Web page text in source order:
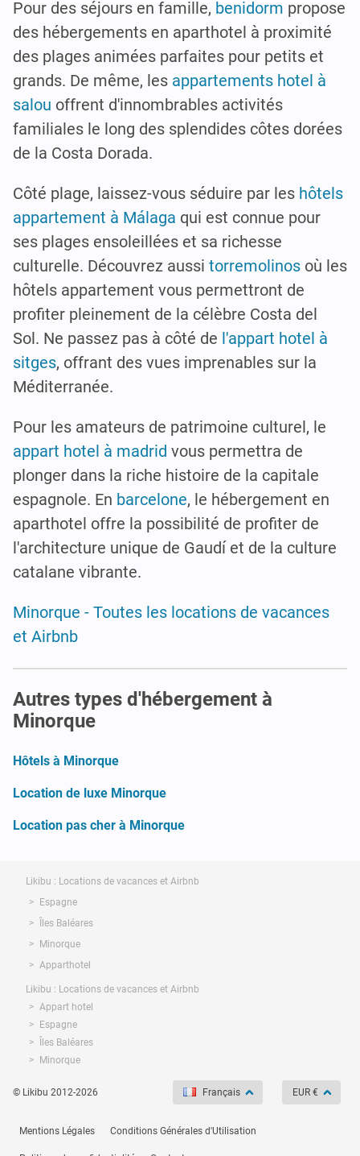
Pour des séjours en famille, benidorm propose
des hébergements en aparthotel à proximité
des plages animées parfaites pour petits et
grands. De même, les appartements hotel à
salou offrent d'innombrables activités
familiales le long des splendides côtes dorées
de la Costa Dorada.
Côté plage, laissez-vous séduire par les hôtels
appartement à Málaga qui est connue pour
ses plages ensoleillées et sa richesse
culturelle. Découvrez aussi torremolinos où les
hôtels appartement vous permettront de
profiter pleinement de la célèbre Costa del
Sol. Ne passez pas à côté de l'appart hotel à
sitges, offrant des vues imprenables sur la
Méditerranée.
Pour les amateurs de patrimoine culturel, le
appart hotel à madrid vous permettra de
plonger dans la riche histoire de la capitale
espagnole. En barcelone, le hébergement en
aparthotel offre la possibilité de profiter de
l'architecture unique de Gaudí et de la culture
catalane vibrante.
Minorque - Toutes les locations de vacances
et Airbnb
Autres types d'hébergement à
Minorque
Hôtels à Minorque
Location de luxe Minorque
Location pas cher à Minorque
Likibu : Locations de vacances et Airbnb
Espagne
Îles Baléares
Minorque
Apparthotel
Likibu : Locations de vacances et Airbnb
Appart hotel
Espagne
Îles Baléares
Minorque
© Likibu 2012-2026 Français EUR €
Mentions Légales Conditions Générales d'Utilisation